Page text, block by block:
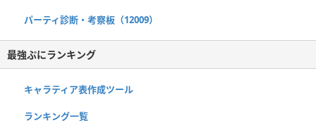
パーティ診断・考察板（12009）
最強ぷにランキング
キャラティア表作成ツール
ランキング一覧